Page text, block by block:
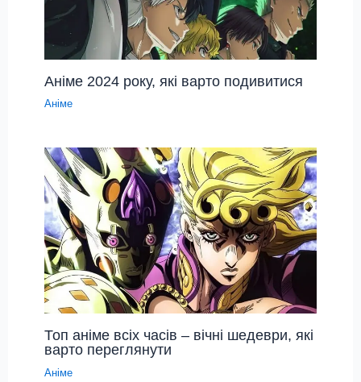
Аніме 2024 року, які варто подивитися
Аніме
Топ аніме всіх часів – вічні шедеври, які
варто переглянути
Аніме